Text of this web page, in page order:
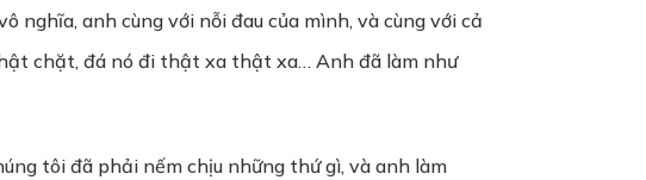
nghĩa, anh cùng với nỗi đau của mình, và cùng với cả
chặt, đá nó đi thật xa thật xa… Anh đã làm như
tôi đã phải nếm chịu những thứ gì, và anh làm